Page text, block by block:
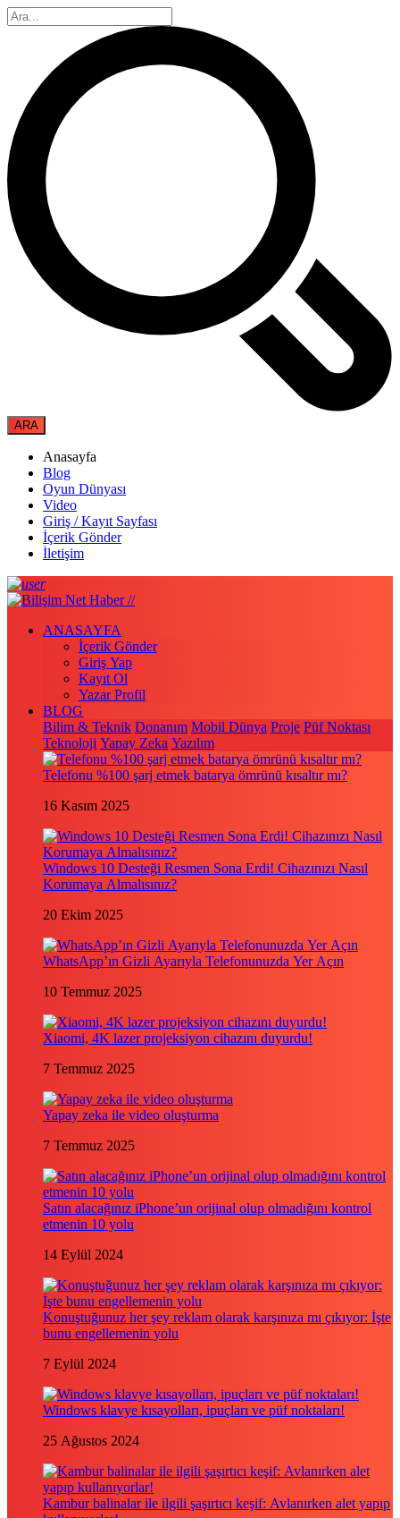
Anasayfa
Blog
Oyun Dünyası
Video
Giriş / Kayıt Sayfası
İçerik Gönder
İletişim
ANASAYFA
İçerik Gönder
Giriş Yap
Kayıt Ol
Yazar Profil
BLOG
Bilim & Teknik Donanım Mobil Dünya Proje Püf Noktası
Teknoloji Yapay Zeka Yazılım
Telefonu %100 şarj etmek batarya ömrünü kısaltır mı?
16 Kasım 2025
Windows 10 Desteği Resmen Sona Erdi! Cihazınızı Nasıl
Korumaya Almalısınız?
20 Ekim 2025
WhatsApp’ın Gizli Ayarıyla Telefonunuzda Yer Açın
10 Temmuz 2025
Xiaomi, 4K lazer projeksiyon cihazını duyurdu!
7 Temmuz 2025
Yapay zeka ile video oluşturma
7 Temmuz 2025
Satın alacağınız iPhone’un orijinal olup olmadığını kontrol
etmenin 10 yolu
14 Eylül 2024
Konuştuğunuz her şey reklam olarak karşınıza mı çıkıyor: İşte
bunu engellemenin yolu
7 Eylül 2024
Windows klavye kısayolları, ipuçları ve püf noktaları!
25 Ağustos 2024
Kambur balinalar ile ilgili şaşırtıcı keşif: Avlanırken alet yapıp